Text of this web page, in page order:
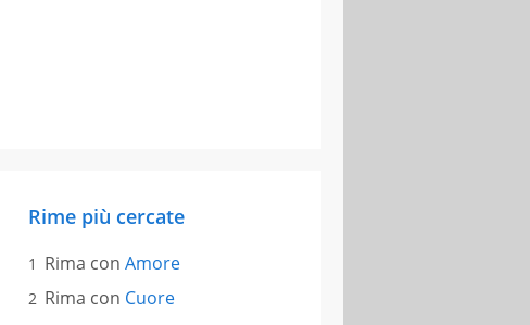
Rime più cercate
Rima con Amore
Rima con Cuore